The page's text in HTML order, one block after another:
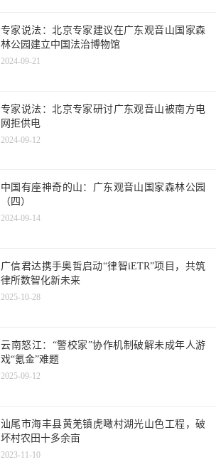
专家说法：北京专家建议在广东观音山国家森
林公园建立中国法治博物馆
2024-09-21
专家说法：北京专家研讨广东观音山被南方电
网拒供电
2024-09-12
中国有座神奇的山：广东观音山国家森林公园
（四）
2024-09-14
广信君达携手奥哲启动“律智iETR”项目，共筑
律所数智化新未来
2025-10-28
云南怒江：“警校家”协作机制破解未成年人游
戏“氪金”难题
2025-09-12
汕尾市海丰县黄羌镇虎噉村湖光山色工程，破
坏村农田十多余亩
2023-11-10